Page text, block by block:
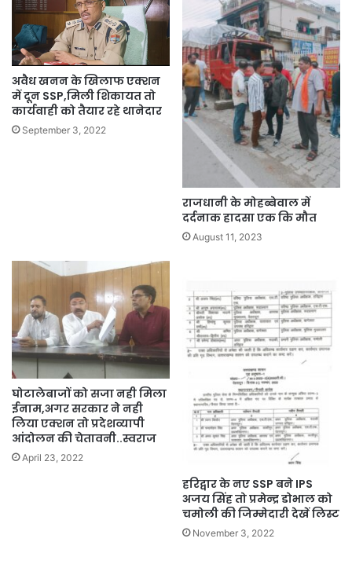
अवैध खनन के खिलाफ एक्शन
में दून SSP,मिली शिकायत तो
कार्यवाही को तैयार रहे थानेदार
September 3, 2022
राजधानी के मोहब्बेवाल में
दर्दनाक हादसा एक कि मौत
August 11, 2023
घोटालेबाजों को सजा नही मिला
ईनाम,अगर सरकार ने नही
लिया एक्शन तो प्रदेशव्यापी
आंदोलन की चेतावनी..स्वराज
April 23, 2022
हरिद्वार के नए SSP बने IPS
अजय सिंह तो प्रमेन्द्र डोभाल को
चमोली की जिम्मेदारी देखें लिस्ट
November 3, 2022